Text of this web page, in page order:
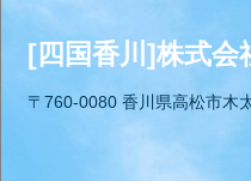
[四国香川]株式会
〒760-0080 香川県高松市木